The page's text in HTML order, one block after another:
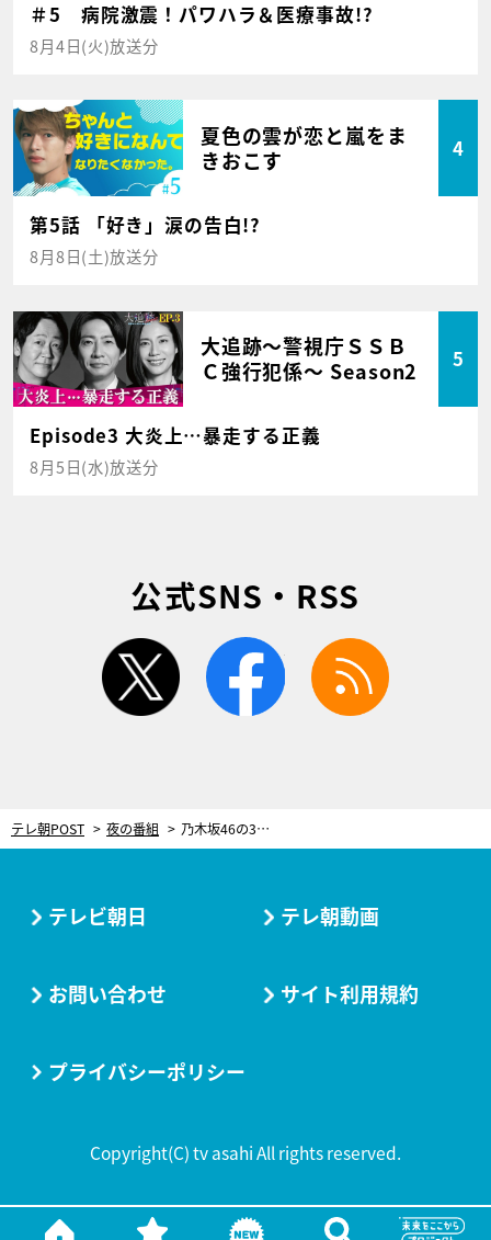
＃5 病院激震！パワハラ＆医療事故!?
8月4日(火)放送分
夏色の雲が恋と嵐をま
きおこす
4
第5話 「好き」涙の告白!?
8月8日(土)放送分
大追跡～警視庁ＳＳＢ
Ｃ強行犯係～ Season2
5
Episode3 大炎上…暴走する正義
8月5日(水)放送分
公式SNS・RSS
twitter facebook
テレ朝POST 夜の番組 乃木坂46の3期生3人「ドキドキする…」と緊張！ナレーション・リレーに挑戦
テレビ朝日 テレ朝動画
お問い合わせ サイト利用規約
プライバシーポリシー
Copyright(C) tv asahi All rights reserved.